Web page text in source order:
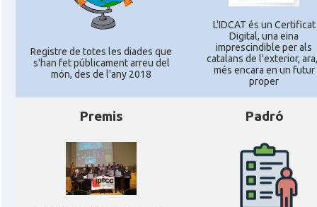
Registre de totes les diades que
s'han fet públicament arreu del
món, des de l'any 2018
L'IDCAT és un Certificat
Digital, una eina
imprescindible per als
catalans de l'exterior,
més encara en un futur
proper
Premis Padró